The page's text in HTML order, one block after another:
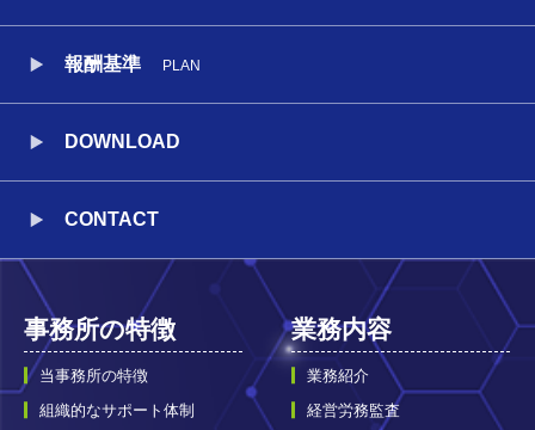
報酬基準 PLAN
DOWNLOAD
CONTACT
事務所の特徴
当事務所の特徴
組織的なサポート体制
業務内容
業務紹介
経営労務監査